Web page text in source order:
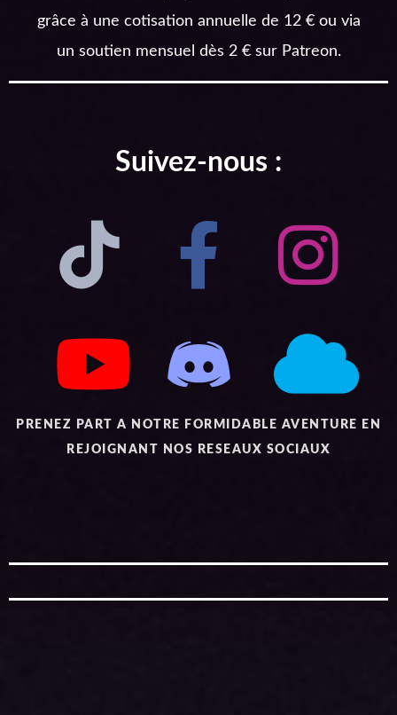
grâce à une cotisation annuelle de 12 € ou via
un soutien mensuel dès 2 € sur Patreon.
Suivez-nous :
PRENEZ PART A NOTRE FORMIDABLE AVENTURE EN
REJOIGNANT NOS RESEAUX SOCIAUX